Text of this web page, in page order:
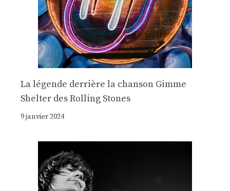
La légende derrière la chanson Gimme
Shelter des Rolling Stones
9 janvier 2024